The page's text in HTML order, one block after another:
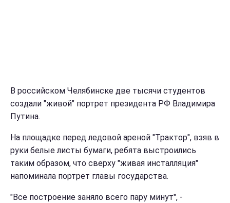
В российском Челябинске две тысячи студентов
создали "живой" портрет президента РФ Владимира
Путина.
На площадке перед ледовой ареной "Трактор", взяв в
руки белые листы бумаги, ребята выстроились
таким образом, что сверху "живая инсталляция"
напоминала портрет главы государства.
"Все построение заняло всего пару минут", -